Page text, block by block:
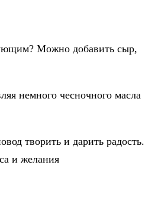
Можно добавить сыр,
немного чесночного масла
творить и дарить радость.
и желания